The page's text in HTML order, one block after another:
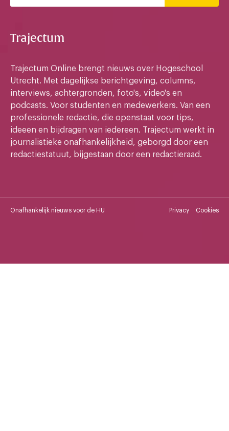
Trajectum
Trajectum Online brengt nieuws over Hogeschool
Utrecht. Met dagelijkse berichtgeving, columns,
interviews, achtergronden, foto's, video's en
podcasts. Voor studenten en medewerkers. Van een
professionele redactie, die openstaat voor tips,
ideeen en bijdragen van iedereen. Trajectum werkt in
journalistieke onafhankelijkheid, geborgd door een
redactiestatuut, bijgestaan door een redactieraad.
Onafhankelijk nieuws voor de HU Privacy Cookies